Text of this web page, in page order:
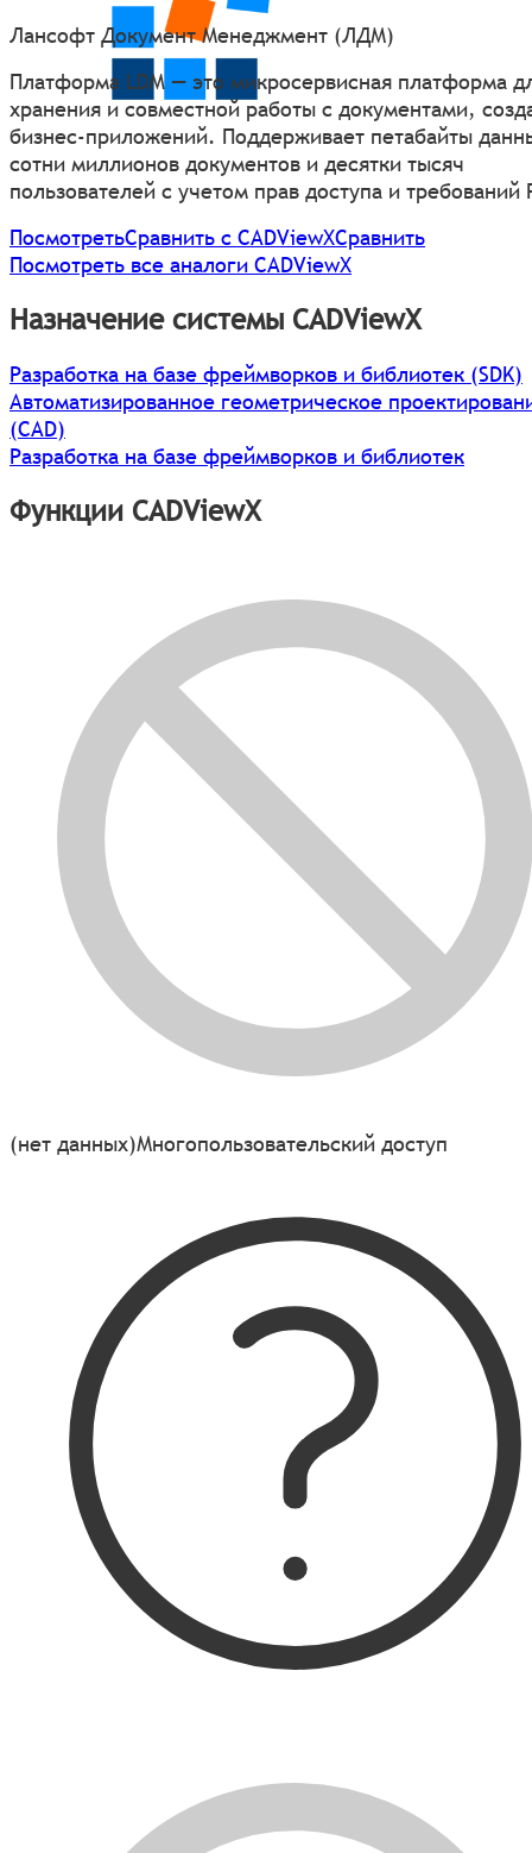
Лансофт Документ Менеджмент (ЛДМ)
Платформа LDM — это микросервисная платформа
хранения и совместной работы с документами,
бизнес-приложений. Поддерживает петабайты
сотни миллионов документов и десятки тысяч
пользователей с учетом прав доступа и
ПосмотретьСравнить с CADViewХСравнить
Посмотреть все аналоги CADViewХ
Назначение системы CADViewХ
Разработка на базе фреймворков и библиотек (SDK)
Автоматизированное геометрическое
(CAD)
Разработка на базе фреймворков и библиотек
Функции CADViewХ
(нет данных)Многопользовательский доступ